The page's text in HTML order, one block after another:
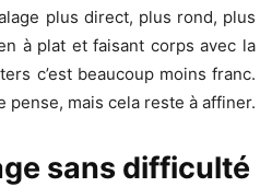
plus direct, plus rond, plus
à plat et faisant corps avec la
c’est beaucoup moins franc.
pense, mais cela reste à affiner.
sans difficulté